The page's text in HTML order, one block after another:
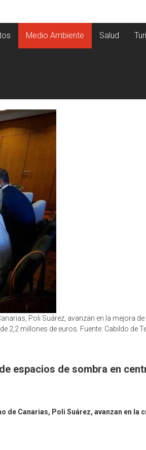
Medio Ambiente Salud
Poli Suárez, avanzan en la mejora
2,2 millones de euros. Fuente: Cabildo de
espacios de sombra en
de Canarias, Poli Suárez, avanzan en la